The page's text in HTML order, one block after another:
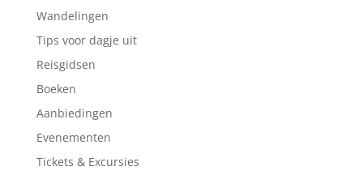
Wandelingen
Tips voor dagje uit
Reisgidsen
Boeken
Aanbiedingen
Evenementen
Tickets & Excursies